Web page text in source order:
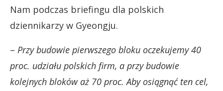
Nam podczas briefingu dla polskich
dziennikarzy w Gyeongju.
– Przy budowie pierwszego bloku oczekujemy 40
proc. udziału polskich firm, a przy budowie
kolejnych bloków aż 70 proc. Aby osiągnąć ten cel,